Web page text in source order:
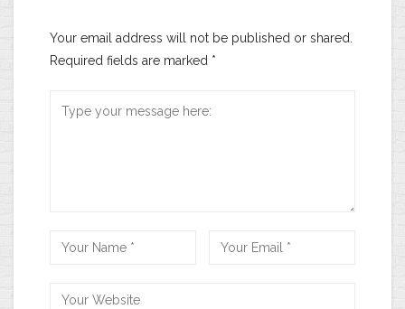
Your email address will not be published or shared.
Required fields are marked *